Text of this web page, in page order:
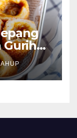
Gurih